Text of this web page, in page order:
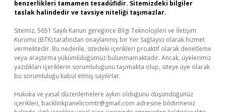
benzerlikleri tamamen tesadüfidir. Sitemizdeki bilgiler
taslak halindedir ve tavsiye niteliği taşımazlar.
Sitemiz, 5651 Sayılı Kanun gereğince Bilgi Teknolojileri ve İletişim
Kurumu (BTK) tarafından onaylanmış bir Yer Sağlayıcı olarak hizmet
vermektedir. Bu nedenle, sitedeki içerikleri proaktif olarak denetleme
veya araştırma yükümlülüğümüz bulunmamaktadır. Ancak, üyelerimiz
yazdıkları içeriklerin sorumluluğunu taşımakta olup, siteye üye olarak
bu sorumluluğu kabul etmiş sayılırlar.
Hukuka ve yasal düzenlemelere aykırı olduğunu düşündüğünüz
içerikleri, backlinkpanelicomtr@gmail.com adresine bildirmeniz